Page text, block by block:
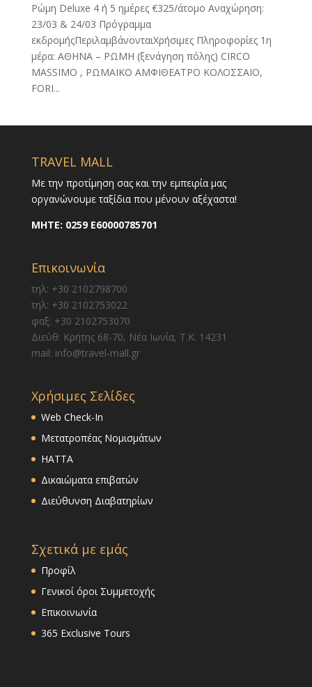
Ρώμη Deluxe 4 ή 5 ημέρες €325/άτομο Αναχώρηση:
23/03 & 24/03 Πρόγραμμα
εκδρομήςΠεριλαμβάνονταιΧρήσιμες Πληροφορίες 1η
μέρα: ΑΘΗΝΑ – ΡΩΜΗ (ξενάγηση πόλης) CIRCO
MASSIMO , ΡΩΜΑΙΚΟ ΑΜΦΙΘΕΑΤΡΟ ΚΟΛΟΣΣΑΙΟ,
FORI...
TRAVEL MALL
Με την προτίμηση σας και την εμπειρία μας
οργανώνουμε ταξίδια που μένουν αξέχαστα!
ΜΗΤΕ: 0259 E60000785701
Επικοινωνία
τηλ: +30 2102798700
τηλ: +30 2102753022
φαξ: +30 2102753070
Διεύθ: Κρήτης 68-70, Νέα Ιωνία, Τ.Κ. 14231
mail: info@travel-mall.gr
Χρήσιμες Σελίδες
Web Check-In
Μετατροπέας Νομισμάτων
HATTA
Δικαιώματα επιβατών
Διεύθυνση Διαβατηρίων
Σχετικά με εμάς
Προφίλ
Γενικοί όροι Συμμετοχής
Επικοινωνία
365 Exclusive Tours